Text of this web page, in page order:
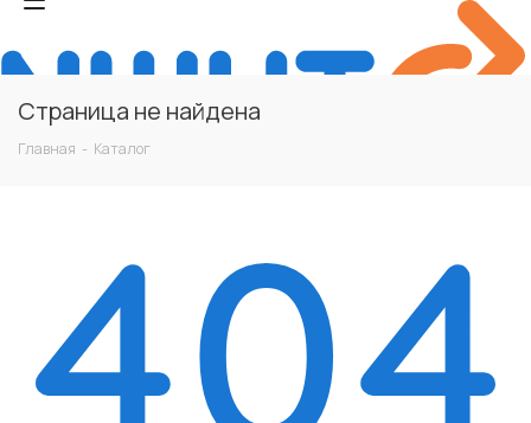
Страница не найдена
Главная - Каталог